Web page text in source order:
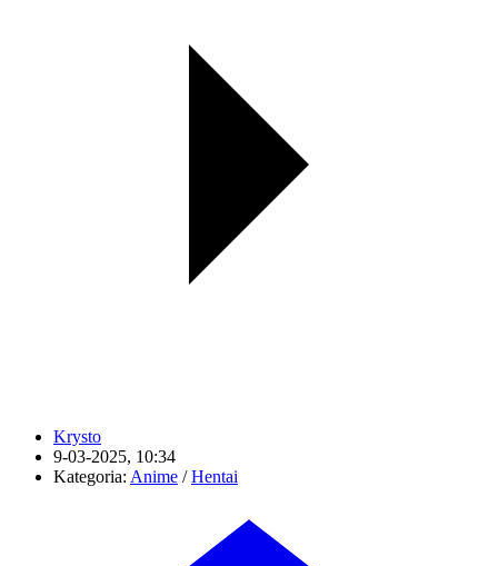
Krysto
9-03-2025, 10:34
Kategoria: Anime /Hentai